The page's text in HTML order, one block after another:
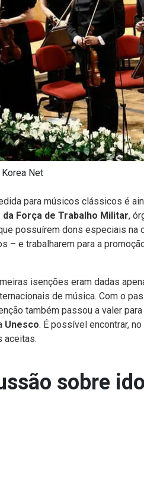
Net
para músicos clássicos é
Força de Trabalho Militar,
possuírem dons especiais na
– e trabalharem para a
isenções eram dadas
de música. Com o
também passou a valer
Unesco. É possível encontrar,
aceitas.
sobre